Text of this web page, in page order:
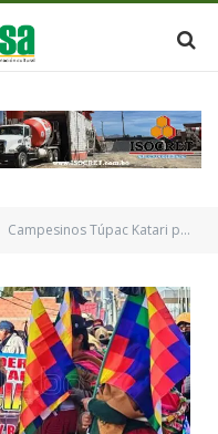
Campesinos Túpac Katari piden una agenda a Paz para el diálogo y admiten «cansancio»